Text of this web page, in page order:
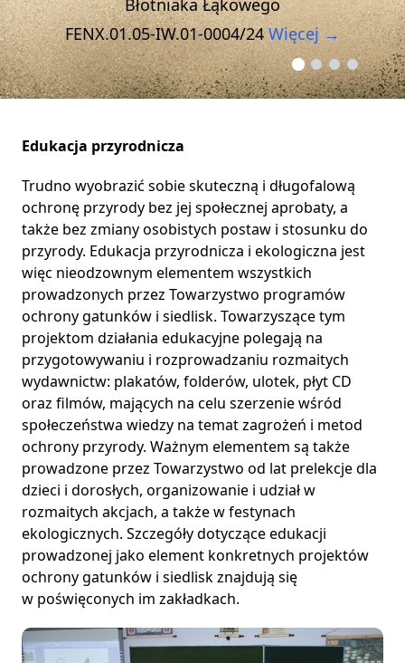
Błotniaka Łąkowego
FENX.01.05-IW.01-0004/24Więcej →
Edukacja przyrodnicza
Trudno wyobrazić sobie skuteczną i długofalową
ochronę przyrody bez jej społecznej aprobaty, a
także bez zmiany osobistych postaw i stosunku do
przyrody. Edukacja przyrodnicza i ekologiczna jest
więc nieodzownym elementem wszystkich
prowadzonych przez Towarzystwo programów
ochrony gatunków i siedlisk. Towarzyszące tym
projektom działania edukacyjne polegają na
przygotowywaniu i rozprowadzaniu rozmaitych
wydawnictw: plakatów, folderów, ulotek, płyt CD
oraz filmów, mających na celu szerzenie wśród
społeczeństwa wiedzy na temat zagrożeń i metod
ochrony przyrody. Ważnym elementem są także
prowadzone przez Towarzystwo od lat prelekcje dla
dzieci i dorosłych, organizowanie i udział w
rozmaitych akcjach, a także w festynach
ekologicznych. Szczegóły dotyczące edukacji
prowadzonej jako element konkretnych projektów
ochrony gatunków i siedlisk znajdują się
w poświęconych im zakładkach.